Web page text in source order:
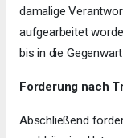
damalige
aufgearbeitet
bis in die
Forderung nach
Abschließend